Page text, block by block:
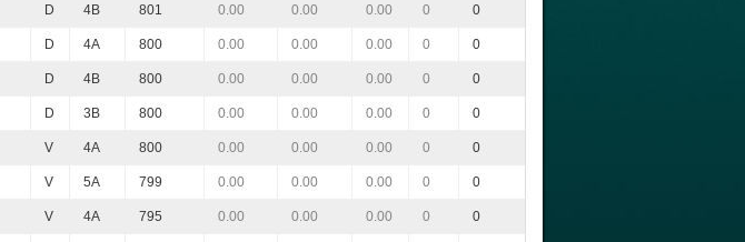
D 4B 801 0.00 0.00 0.00 0 0
D 4A 800 0.00 0.00 0.00 0 0
D 4B 800 0.00 0.00 0.00 0 0
D 3B 800 0.00 0.00 0.00 0 0
V 4A 800 0.00 0.00 0.00 0 0
V 5A 799 0.00 0.00 0.00 0 0
V 4A 795 0.00 0.00 0.00 0 0